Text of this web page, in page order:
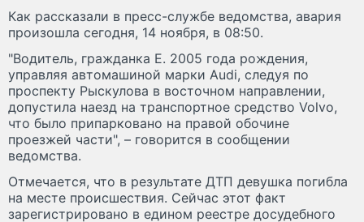
Как рассказали в пресс-службе ведомства, авария
произошла сегодня, 14 ноября, в 08:50.
"Водитель, гражданка Е. 2005 года рождения,
управляя автомашиной марки Audi, следуя по
проспекту Рыскулова в восточном направлении,
допустила наезд на транспортное средство Volvo,
что было припарковано на правой обочине
проезжей части", – говорится в сообщении
ведомства.
Отмечается, что в результате ДТП девушка погибла
на месте происшествия. Сейчас этот факт
зарегистрировано в едином реестре досудебного